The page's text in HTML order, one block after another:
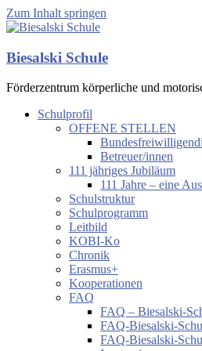
Zum Inhalt springen
Biesalski Schule
Förderzentrum körperliche und
Schulprofil
OFFENE STELLEN
Betreuer/innen
111 jähriges Jubiläum
111 Jahre – eine
Schulstruktur
Schulprogramm
Leitbild
KOBI-Ko
Chronik
Erasmus+
Kooperationen
FAQ
FAQ – Biesalski-
FAQ-Biesalski-
FAQ-Biesalski-